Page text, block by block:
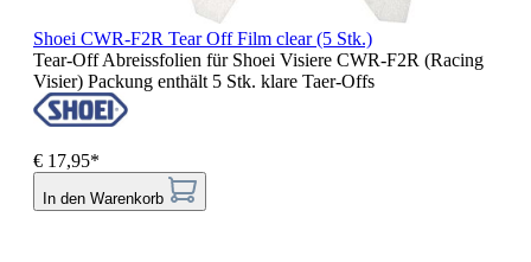
Shoei CWR-F2R Tear Off Film clear (5 Stk.)
Tear-Off Abreissfolien für Shoei Visiere CWR-F2R (Racing
Visier) Packung enthält 5 Stk. klare Taer-Offs
€ 17,95*
In den Warenkorb